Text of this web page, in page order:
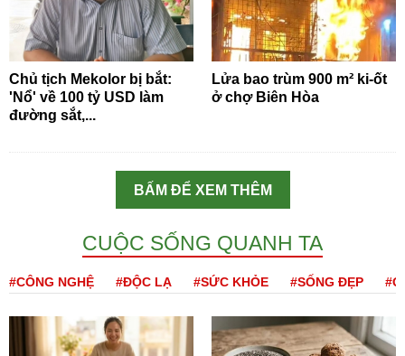
Chủ tịch Mekolor bị bắt:
'Nổ' về 100 tỷ USD làm
đường sắt,...
Lửa bao trùm 900 m² ki-ốt
ở chợ Biên Hòa
BẤM ĐỂ XEM THÊM
CUỘC SỐNG QUANH TA
#CÔNG NGHỆ #ĐỘC LẠ #SỨC KHỎE #SỐNG ĐẸP